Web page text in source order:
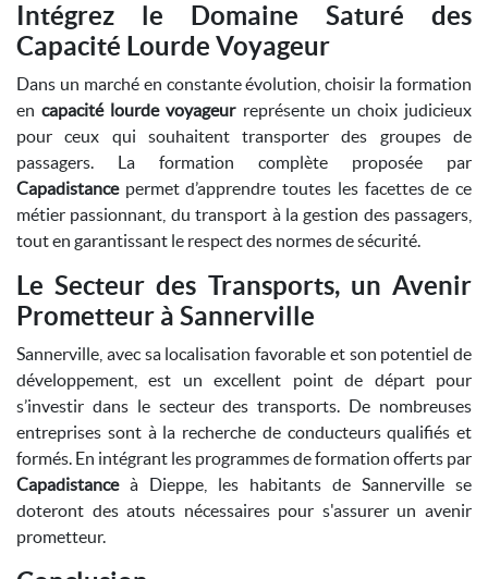
Intégrez le Domaine Saturé des
Capacité Lourde Voyageur
Dans un marché en constante évolution, choisir la formation
encapacité lourde voyageurreprésente un choix judicieux
pour ceux qui souhaitent transporter des groupes de
passagers. La formation complète proposée par
Capadistancepermet d’apprendre toutes les facettes de ce
métier passionnant, du transport à la gestion des passagers,
tout en garantissant le respect des normes de sécurité.
Le Secteur des Transports, un Avenir
Prometteur à Sannerville
Sannerville, avec sa localisation favorable et son potentiel de
développement, est un excellent point de départ pour
s’investir dans le secteur des transports. De nombreuses
entreprises sont à la recherche de conducteurs qualifiés et
formés. En intégrant les programmes de formation offerts par
Capadistanceà Dieppe, les habitants de Sannerville se
doteront des atouts nécessaires pour s'assurer un avenir
prometteur.